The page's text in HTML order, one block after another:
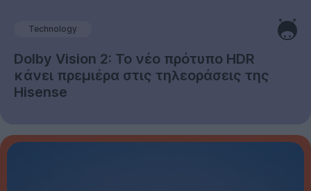
Technology
Dolby Vision 2: Το νέο πρότυπο HDR
κάνει πρεμιέρα στις τηλεοράσεις της
Hisense